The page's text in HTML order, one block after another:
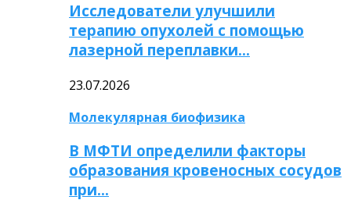
Исследователи улучшили
терапию опухолей с помощью
лазерной переплавки…
23.07.2026
Молекулярная биофизика
В МФТИ определили факторы
образования кровеносных сосудов
при…